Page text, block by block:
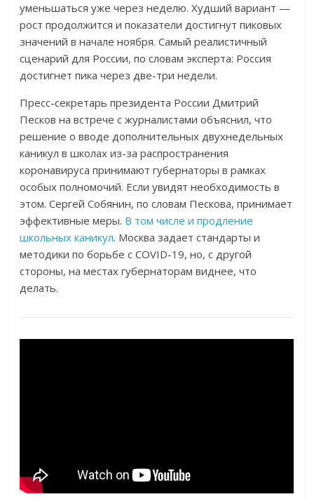
уменьшаться уже через неделю. Худший вариант —
рост продолжится и показатели достигнут пиковых
значений в начале ноября. Самый реалистичный
сценарий для России, по словам эксперта: Россия
достигнет пика через две-три недели.
Пресс-секретарь президента России Дмитрий
Песков на встрече с журналистами объяснил, что
решение о вводе дополнительных двухнедельных
каникул в школах из-за распространения
коронавируса принимают губернаторы в рамках
особых полномочий. Если увидят необходимость в
этом. Сергей Собянин, по словам Пескова, принимает
эффективные меры. В том числе и продление
школьных каникул. Москва задает стандарты и
методики по борьбе с COVID-19, но, с другой
стороны, на местах губернаторам виднее, что
делать.